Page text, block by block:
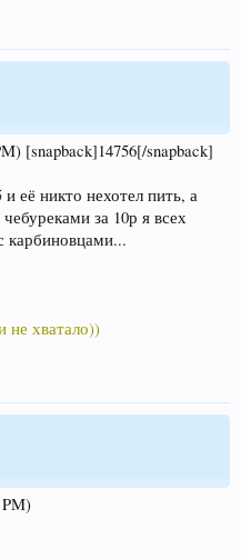
[snapback]14756[/snapback]
её никто нехотел пить, а
за 10р я всех
карбиновцами...
не хватало))
PM)